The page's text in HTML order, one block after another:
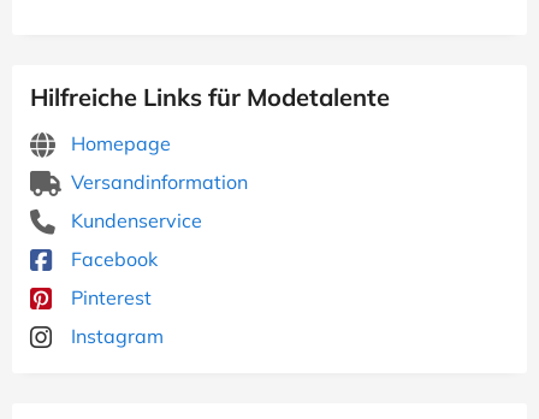
Hilfreiche Links für Modetalente
Homepage
Versandinformation
Kundenservice
Facebook
Pinterest
Instagram